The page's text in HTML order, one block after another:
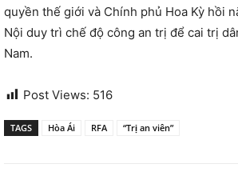
quyền thế giới và Chính phủ Hoa Kỳ hồi
Nội duy trì chế độ công an trị để cai trị
Nam.
Post Views: 516
TAGS Hòa Ái RFA “Trị an viên”